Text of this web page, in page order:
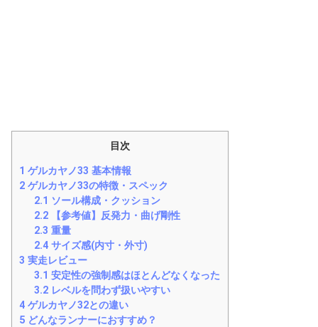
目次
1 ゲルカヤノ33 基本情報
2 ゲルカヤノ33の特徴・スペック
2.1 ソール構成・クッション
2.2 【参考値】反発力・曲げ剛性
2.3 重量
2.4 サイズ感(内寸・外寸)
3 実走レビュー
3.1 安定性の強制感はほとんどなくなった
3.2 レベルを問わず扱いやすい
4 ゲルカヤノ32との違い
5 どんなランナーにおすすめ？